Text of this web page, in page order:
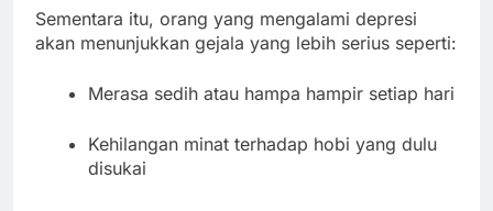
Sementara itu, orang yang mengalami depresi
akan menunjukkan gejala yang lebih serius seperti:
Merasa sedih atau hampa hampir setiap hari
Kehilangan minat terhadap hobi yang dulu
disukai